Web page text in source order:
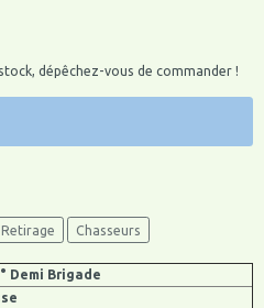
dépêchez-vous de commander !
Retirage Chasseurs
Demi Brigade